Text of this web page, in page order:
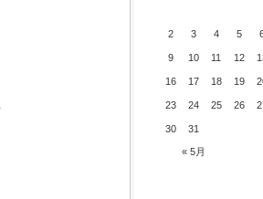
« 5月
2 3 4 5
9 10 11 12
16 17 18 19
23 24 25 26
30 31